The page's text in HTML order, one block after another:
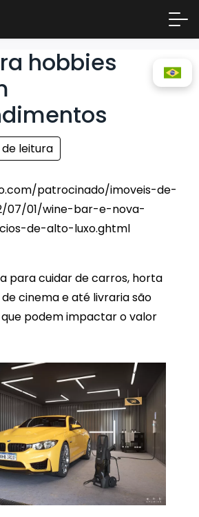
hobbies
leitura
patrocinado/imoveis-de-
07/01/wine-bar-e-nova-
de-alto-luxo.ghtml
para cuidar de carros, horta
cinema e até livraria são
podem impactar o valor